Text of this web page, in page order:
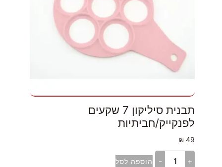
תבנית סיליקון 7 שקעים
לפנקייק/חביתיות
49
₪
+
- הוספה לסל